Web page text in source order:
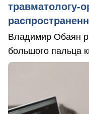
травматологу-
Владимир Обаян
большого пальца